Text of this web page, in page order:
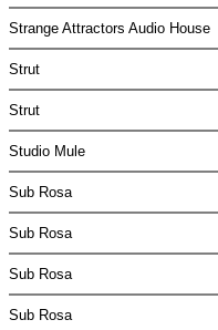
Strange Attractors Audio House
Strut
Strut
Studio Mule
Sub Rosa
Sub Rosa
Sub Rosa
Sub Rosa